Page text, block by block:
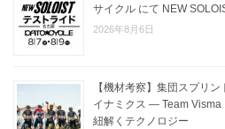
サイクル にて NEW
2026年8月6日
【機材考察】集団スプリ
イナミクス — Team Visma
紐解くテクノロジー